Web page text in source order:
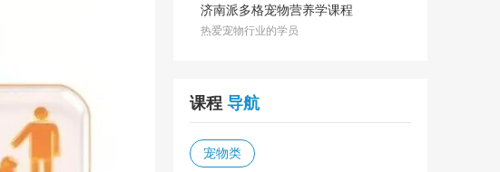
济南派多格宠物营养学课程
热爱宠物行业的学员
课程 导航
宠物类